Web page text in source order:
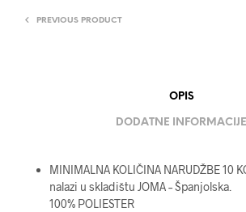
PREVIOUS PRODUCT
OPIS
DODATNE INFORMACIJE
MINIMALNA KOLIČINA NARUDŽBE 10
nalazi u skladištu JOMA – Španjolska.
100% POLIESTER